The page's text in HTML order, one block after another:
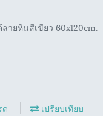
ายหินสีเขียว 60x120cm.
ด เปรียบเทียบ